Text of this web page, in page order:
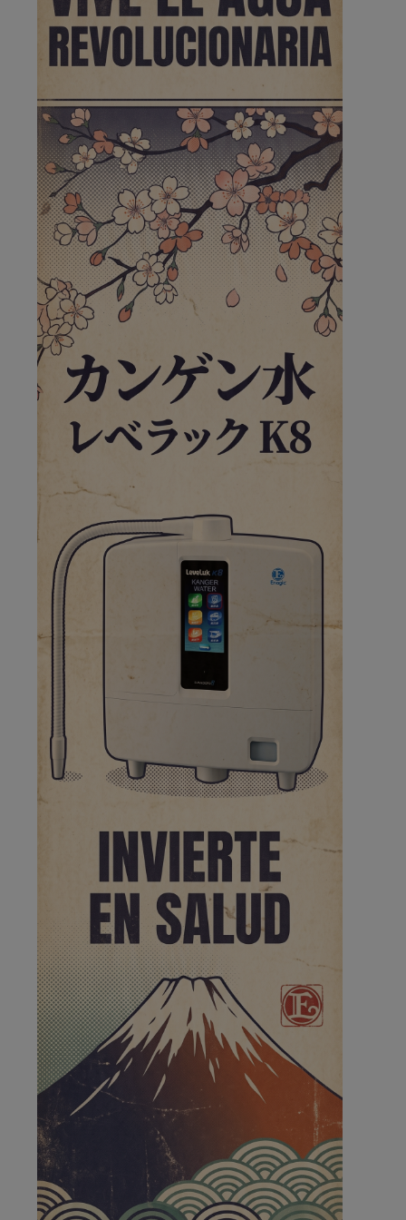
Pozuelo de Alarcón
🔴 EXCLUSIVA | El comisario
de la …
😆Durán menos qué un caramelo en la puerta de un
colegio 🍬
Pozuelo de Alarcón
🔴 EXCLUSIVA | El comisario
de la …
se va porke no tiene piscina 🤪🤪🤪
Pozuelo de Alarcón
🔴 EXCLUSIVA | El comisario
de la …